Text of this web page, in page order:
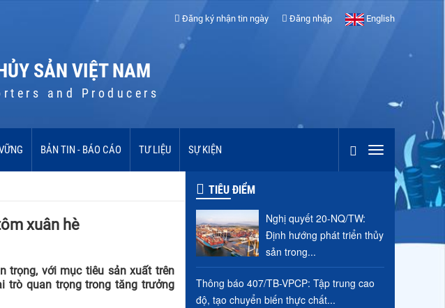
Đăng ký nhận tin ngày Đăng nhập English
SẢN VIỆT NAM
and Producers
BẢN TIN - BÁO CÁO TƯ LIỆU SỰ KIỆN
xuân hè
trọng, với mục tiêu sản xuất trên
trò quan trọng trong tăng trưởng
TIÊU ĐIỂM
Nghị quyết 20-NQ/TW:
Định hướng phát triển thủy
sản trong...
Thông báo 407/TB-VPCP: Tập trung cao
độ, tạo chuyển biến thực chất...